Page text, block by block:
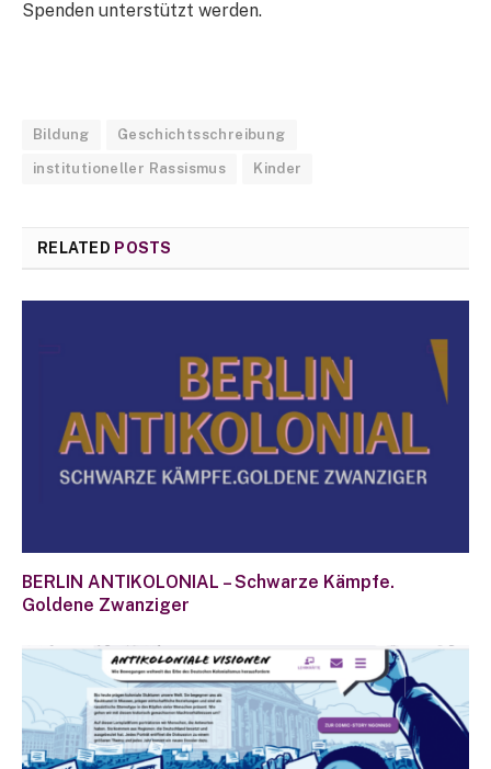
Spenden unterstützt werden.
Bildung Geschichtsschreibung
institutioneller Rassismus Kinder
RELATED POSTS
BERLIN ANTIKOLONIAL – Schwarze Kämpfe.
Goldene Zwanziger